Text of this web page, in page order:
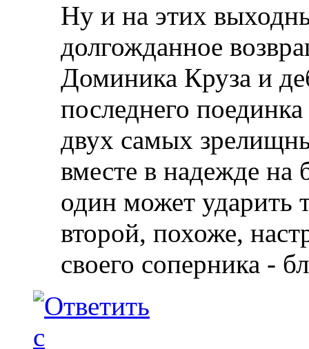
Ну и на этих
долгожданное
Доминика Круза и
последнего
двух самых
вместе в надежде
один может ударить
второй, похоже,
своего соперника -